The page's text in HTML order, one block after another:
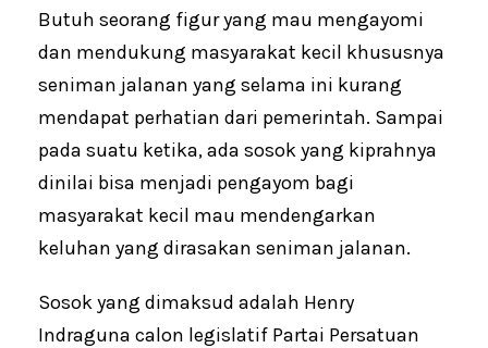
Butuh seorang figur yang mau mengayomi
dan mendukung masyarakat kecil khususnya
seniman jalanan yang selama ini kurang
mendapat perhatian dari pemerintah. Sampai
pada suatu ketika, ada sosok yang kiprahnya
dinilai bisa menjadi pengayom bagi
masyarakat kecil mau mendengarkan
keluhan yang dirasakan seniman jalanan.
Sosok yang dimaksud adalah Henry
Indraguna calon legislatif Partai Persatuan